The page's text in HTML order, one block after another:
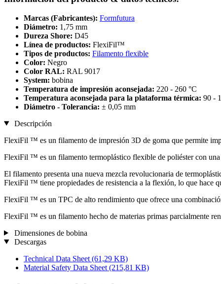
Marcas (Fabricantes): Formfutura
Diámetro: 1,75 mm
Dureza Shore: D45
Línea de productos: FlexiFil™
Tipos de productos: Filamento flexible
Color: Negro
Color RAL: RAL 9017
System: bobina
Temperatura de impresión aconsejada: 220 - 260 °C
Temperatura aconsejada para la plataforma térmica: 90 -
Diámetro - Tolerancia: ± 0,05 mm
Descripción
FlexiFil ™ es un filamento de impresión 3D de goma que permite
FlexiFil ™ es un filamento termoplástico flexible de poliéster con una
El filamento presenta una nueva mezcla revolucionaria de
FlexiFil ™ tiene propiedades de resistencia a la flexión, lo que hace
FlexiFil ™ es un TPC de alto rendimiento que ofrece una
FlexiFil ™ es un filamento hecho de materias primas parcialmente
Dimensiones de bobina
Descargas
Technical Data Sheet (61,29 KB)
Material Safety Data Sheet (215,81 KB)